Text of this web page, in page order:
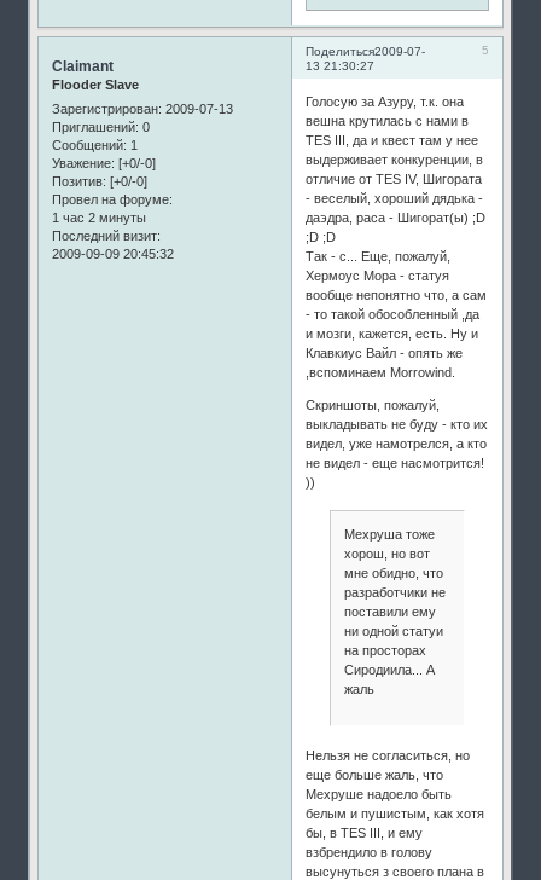
Поделиться 5
2009-07-
13 21:30:27
Claimant
Flooder Slave
Зарегистрирован: 2009-07-13
Приглашений: 0
Сообщений: 1
Уважение: [+0/-0]
Позитив: [+0/-0]
Провел на форуме:
1 час 2 минуты
Последний визит:
2009-09-09 20:45:32
Голосую за Азуру, т.к. она
вешна крутилась с нами в
TES III, да и квест там у нее
выдерживает конкуренции, в
отличие от TES IV, Шигората
- веселый, хороший дядька -
даэдра, раса - Шигорат(ы) ;D
;D ;D
Так - с... Еще, пожалуй,
Хермоус Мора - статуя
вообще непонятно что, а сам
- то такой обособленный ,да
и мозги, кажется, есть. Ну и
Клавкиус Вайл - опять же
,вспоминаем Morrowind.
Скриншоты, пожалуй,
выкладывать не буду - кто их
видел, уже намотрелся, а кто
не видел - еще насмотрится!
))
Мехруша тоже
хорош, но вот
мне обидно, что
разработчики не
поставили ему
ни одной статуи
на просторах
Сиродиила... А
жаль
Нельзя не согласиться, но
еще больше жаль, что
Мехруше надоело быть
белым и пушистым, как хотя
бы, в TES III, и ему
взбрендило в голову
высунуться з своего плана в